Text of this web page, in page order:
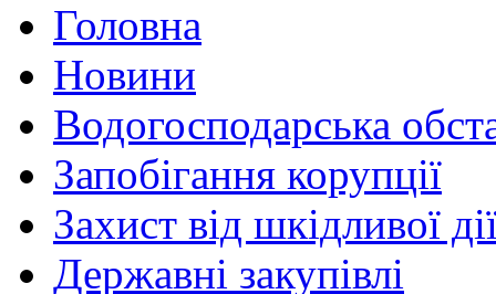
Головна
Новини
Водогосподарська
Запобігання корупції
Захист від шкідливої
Державні закупівлі